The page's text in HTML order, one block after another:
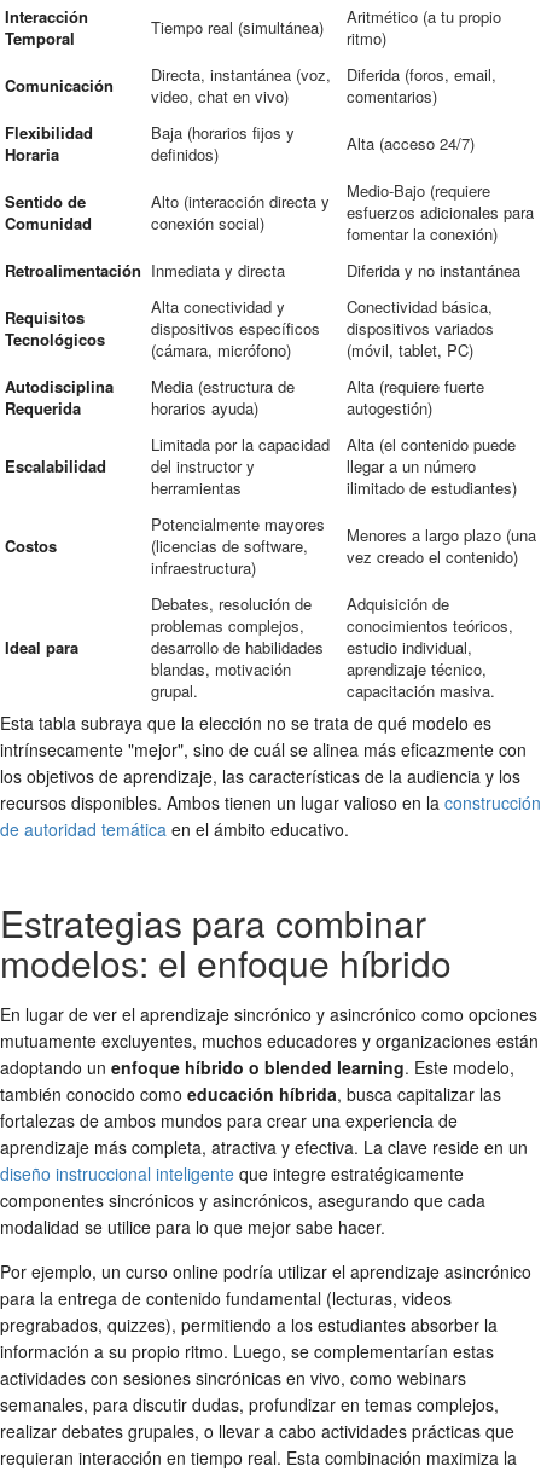
Interacción
Temporal
Tiempo real (simultánea)
Aritmético (a tu propio
ritmo)
Comunicación
Directa, instantánea (voz,
video, chat en vivo)
Diferida (foros, email,
comentarios)
Flexibilidad
Horaria
Baja (horarios fijos y
definidos)
Alta (acceso 24/7)
Sentido de
Comunidad
Alto (interacción directa y
conexión social)
Medio-Bajo (requiere
esfuerzos adicionales para
fomentar la conexión)
Retroalimentación Inmediata y directa Diferida y no instantánea
Requisitos
Tecnológicos
Alta conectividad y
dispositivos específicos
(cámara, micrófono)
Conectividad básica,
dispositivos variados
(móvil, tablet, PC)
Autodisciplina
Requerida
Media (estructura de
horarios ayuda)
Alta (requiere fuerte
autogestión)
Escalabilidad
Limitada por la capacidad
del instructor y
herramientas
Alta (el contenido puede
llegar a un número
ilimitado de estudiantes)
Costos
Potencialmente mayores
(licencias de software,
infraestructura)
Menores a largo plazo (una
vez creado el contenido)
Ideal para
Debates, resolución de
problemas complejos,
desarrollo de habilidades
blandas, motivación
grupal.
Adquisición de
conocimientos teóricos,
estudio individual,
aprendizaje técnico,
capacitación masiva.
Esta tabla subraya que la elección no se trata de qué modelo es
intrínsecamente "mejor", sino de cuál se alinea más eficazmente con
los objetivos de aprendizaje, las características de la audiencia y los
recursos disponibles. Ambos tienen un lugar valioso en la construcción
de autoridad temática en el ámbito educativo.
Estrategias para combinar
modelos: el enfoque híbrido
En lugar de ver el aprendizaje sincrónico y asincrónico como opciones
mutuamente excluyentes, muchos educadores y organizaciones están
adoptando un enfoque híbrido o blended learning. Este modelo,
también conocido como educación híbrida, busca capitalizar las
fortalezas de ambos mundos para crear una experiencia de
aprendizaje más completa, atractiva y efectiva. La clave reside en un
diseño instruccional inteligente que integre estratégicamente
componentes sincrónicos y asincrónicos, asegurando que cada
modalidad se utilice para lo que mejor sabe hacer.
Por ejemplo, un curso online podría utilizar el aprendizaje asincrónico
para la entrega de contenido fundamental (lecturas, videos
pregrabados, quizzes), permitiendo a los estudiantes absorber la
información a su propio ritmo. Luego, se complementarían estas
actividades con sesiones sincrónicas en vivo, como webinars
semanales, para discutir dudas, profundizar en temas complejos,
realizar debates grupales, o llevar a cabo actividades prácticas que
requieran interacción en tiempo real. Esta combinación maximiza la